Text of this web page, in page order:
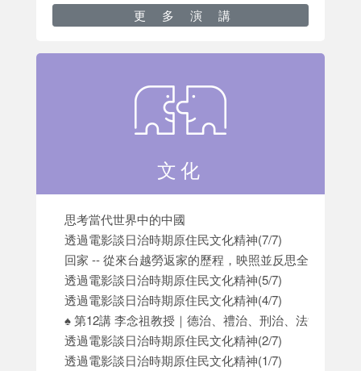
更多演講
文化
思考當代世界中的中國
透過電影談日治時期原住民文化精神(7/7)
回家 -- 從來台越勞返家的歷程，映照並反思全球化下
透過電影談日治時期原住民文化精神(5/7)
透過電影談日治時期原住民文化精神(4/7)
♠️ 第12講 李念祖教授｜德治、禮治、刑治、法治：科技
透過電影談日治時期原住民文化精神(2/7)
透過電影談日治時期原住民文化精神(1/7)